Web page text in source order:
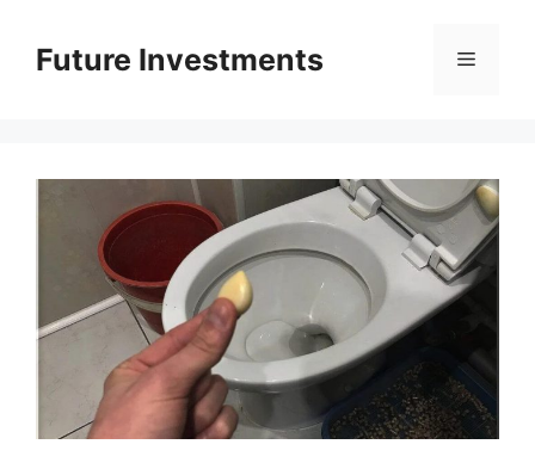
вмістуFuture Investments Меню